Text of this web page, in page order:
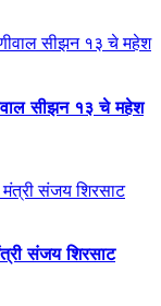
सीझन १३ चे महेश
संजय शिरसाट